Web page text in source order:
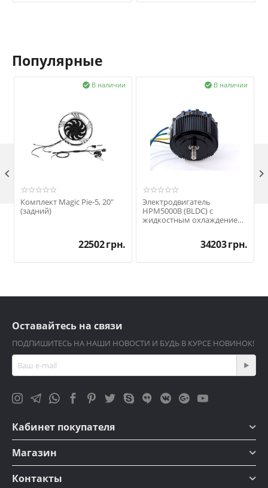
Популярные
В наличии

Комплект Magic Pie-5, 20"
(задний)
22502грн.
В наличии

Электродвигатель
HPM5000B (BLDC) с
жидкостным охлаждением
34203грн.
 
Оставайтесь на связи
ПОДПИШИТЕСЬ НА НАШИ НОВОСТИ И БУДЬ В КУРСЕ НОВИНОК!
Кабинет покупателя
Магазин
Контакты